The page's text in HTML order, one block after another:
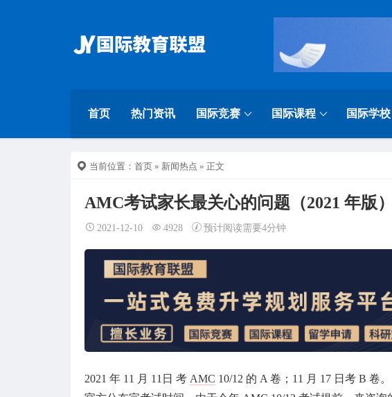
首页 热门资讯 国际竞赛 国际课程 国际学校
当前位置： 首页 » 新闻热点 » 正文
AMC考试家长最关心的问题（2021 年版）
2021-12-10 4928 预计阅读需要4分钟
2021 年 11 月 11日 考 AMC 10/12 的 A 卷；11 月 17 日考 B 卷。